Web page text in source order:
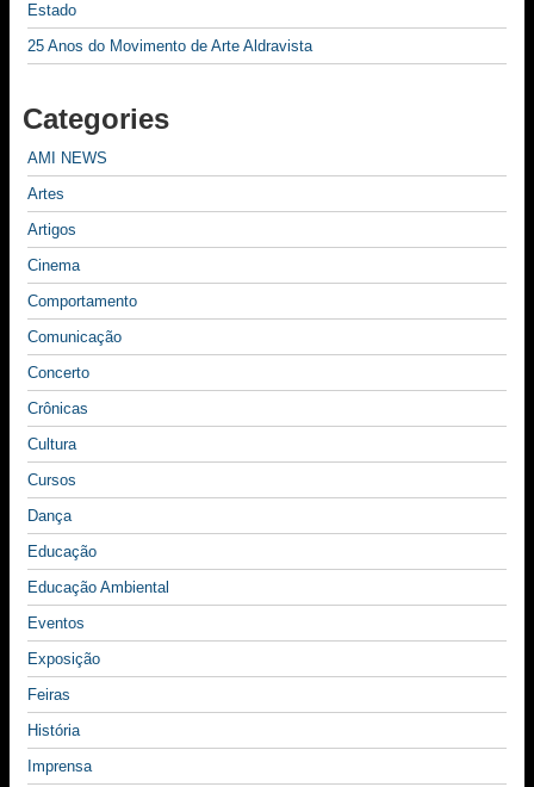
Estado
25 Anos do Movimento de Arte Aldravista
Categories
AMI NEWS
Artes
Artigos
Cinema
Comportamento
Comunicação
Concerto
Crônicas
Cultura
Cursos
Dança
Educação
Educação Ambiental
Eventos
Exposição
Feiras
História
Imprensa